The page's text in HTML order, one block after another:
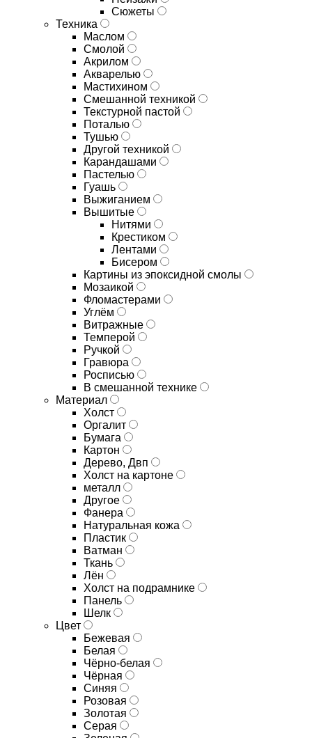
Сюжеты
Техника
Маслом
Смолой
Акрилом
Акварелью
Мастихином
Смешанной техникой
Текстурной пастой
Поталью
Тушью
Другой техникой
Карандашами
Пастелью
Гуашь
Выжиганием
Вышитые
Нитями
Крестиком
Лентами
Бисером
Картины из эпоксидной смолы
Мозаикой
Фломастерами
Углём
Витражные
Темперой
Ручкой
Гравюра
Росписью
В смешанной технике
Материал
Холст
Оргалит
Бумага
Картон
Дерево, Двп
Холст на картоне
металл
Другое
Фанера
Натуральная кожа
Пластик
Ватман
Ткань
Лён
Холст на подрамнике
Панель
Шелк
Цвет
Бежевая
Белая
Чёрно-белая
Чёрная
Синяя
Розовая
Золотая
Серая